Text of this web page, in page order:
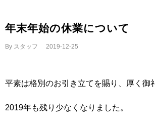
年末年始の休業について
By スタッフ 2019-12-25
平素は格別のお引き立てを賜り、厚く御
2019年も残り少なくなりました。